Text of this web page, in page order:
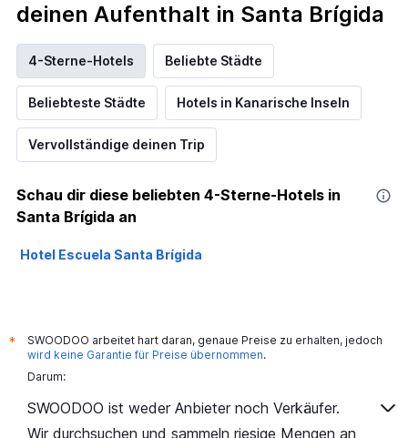
deinen Aufenthalt in Santa Brígida
4-Sterne-Hotels Beliebte Städte
Beliebteste Städte Hotels in Kanarische Inseln
Vervollständige deinen Trip
Schau dir diese beliebten 4-Sterne-Hotels in
Santa Brígida an
Hotel Escuela Santa Brígida
*
SWOODOO arbeitet hart daran, genaue Preise zu erhalten, jedoch
wird keine Garantie für Preise übernommen.
Darum:
SWOODOO ist weder Anbieter noch Verkäufer.
Wir durchsuchen und sammeln riesige Mengen an